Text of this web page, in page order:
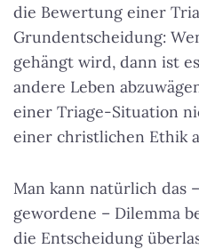
die Bewertung einer
Grundentscheidung:
gehängt wird, dann ist
andere Leben
einer Triage-Situation
einer christlichen Ethik
Man kann natürlich das
gewordene – Dilemma
die Entscheidung